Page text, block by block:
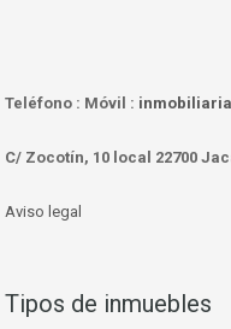
Teléfono : Móvil :
C/ Zocotín, 10 local 22700
Aviso legal
Tipos de inmuebles